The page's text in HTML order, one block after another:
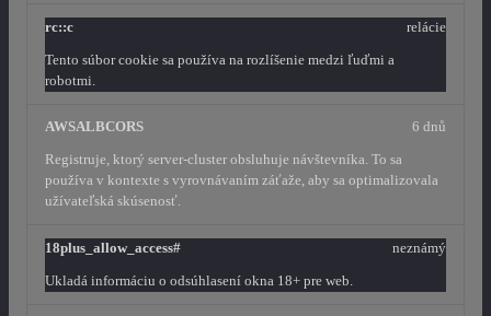
rc::c
Tento súbor cookie sa používa na rozlíšenie medzi ľuďmi a
robotmi.
relácie
AWSALBCORS
Registruje, ktorý server-cluster obsluhuje návštevníka. To sa
používa v kontexte s vyrovnávaním záťaže, aby sa optimalizovala
užívateľská skúsenosť.
6 dnů
18plus_allow_access#
Ukladá informáciu o odsúhlasení okna 18+ pre web.
neznámý